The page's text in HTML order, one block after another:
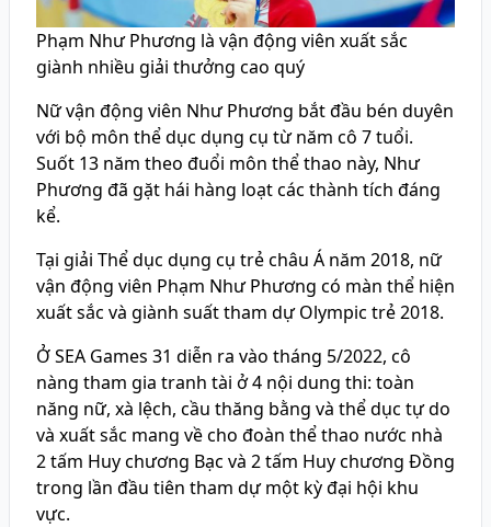
Phạm Như Phương là vận động viên xuất sắc
giành nhiều giải thưởng cao quý
Nữ vận động viên Như Phương bắt đầu bén duyên
với bộ môn thể dục dụng cụ từ năm cô 7 tuổi.
Suốt 13 năm theo đuổi môn thể thao này, Như
Phương đã gặt hái hàng loạt các thành tích đáng
kể.
Tại giải Thể dục dụng cụ trẻ châu Á năm 2018, nữ
vận động viên Phạm Như Phương có màn thể hiện
xuất sắc và giành suất tham dự Olympic trẻ 2018.
Ở SEA Games 31 diễn ra vào tháng 5/2022, cô
nàng tham gia tranh tài ở 4 nội dung thi: toàn
năng nữ, xà lệch, cầu thăng bằng và thể dục tự do
và xuất sắc mang về cho đoàn thể thao nước nhà
2 tấm Huy chương Bạc và 2 tấm Huy chương Đồng
trong lần đầu tiên tham dự một kỳ đại hội khu
vực.